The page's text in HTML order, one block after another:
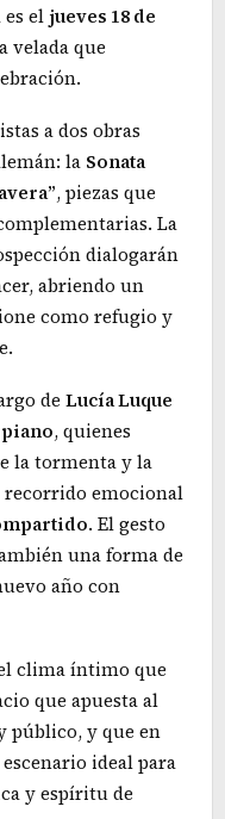
el jueves 18 de
velada que
a dos obras
la Sonata
, piezas que
La
dialogarán
abriendo un
como refugio y
de Lucía Luque
, quienes
la tormenta y la
emocional
. El gesto
una forma de
año con
clima íntimo que
que apuesta al
público, y que en
ideal para
y espíritu de